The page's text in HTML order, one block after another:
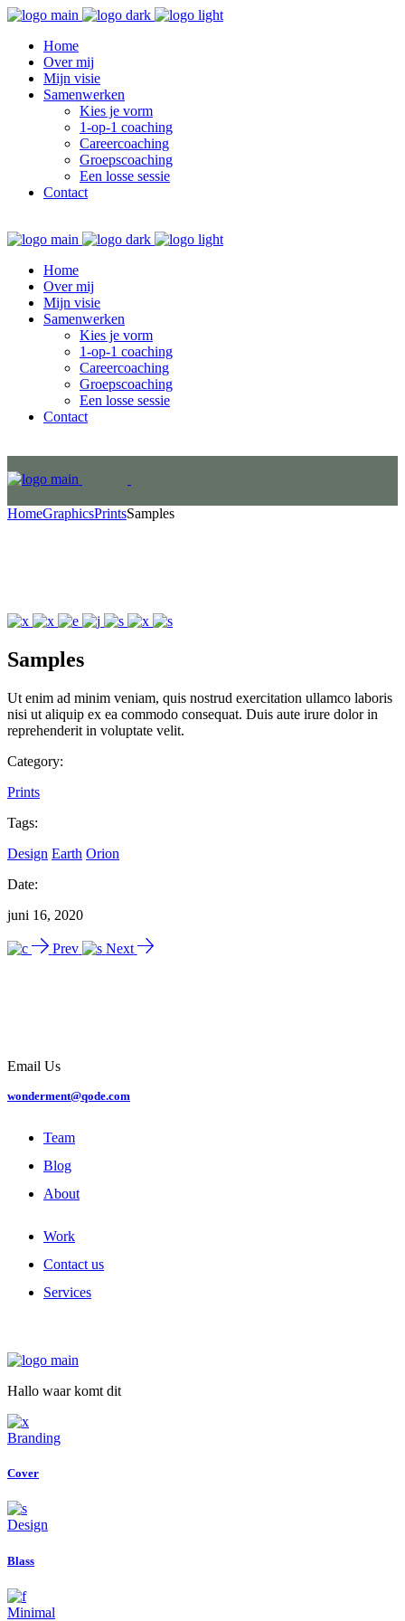
Home
Over mij
Mijn visie
Samenwerken
Kies je vorm
1-op-1 coaching
Careercoaching
Groepscoaching
Een losse sessie
Contact
Home
Over mij
Mijn visie
Samenwerken
Kies je vorm
1-op-1 coaching
Careercoaching
Groepscoaching
Een losse sessie
Contact
HomeGraphicsPrintsSamples
Samples
Ut enim ad minim veniam, quis nostrud exercitation ullamco laboris
nisi ut aliquip ex ea commodo consequat. Duis aute irure dolor in
reprehenderit in voluptate velit.
Category:
Prints
Tags:
Design Earth Orion
Date:
juni 16, 2020
Prev Next
Email Us
wonderment@qode.com
Team
Blog
About
Work
Contact us
Services
Hallo waar komt dit
Branding
Cover
Design
Blass
Minimal